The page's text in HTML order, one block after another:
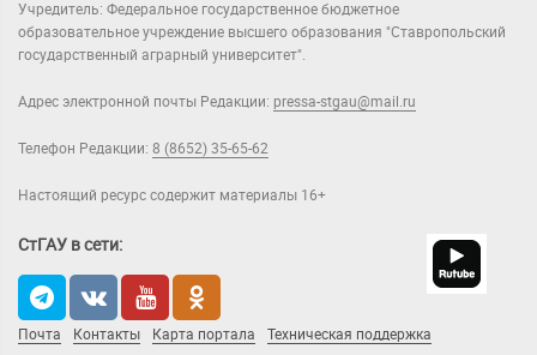
Учредитель: Федеральное государственное бюджетное
образовательное учреждение высшего образования "Ставропольский
государственный аграрный университет".
Адрес электронной почты Редакции: pressa-stgau@mail.ru
Телефон Редакции: 8 (8652) 35-65-62
Настоящий ресурс содержит материалы 16+
СтГАУ в сети:
Почта Контакты Карта портала Техническая поддержка